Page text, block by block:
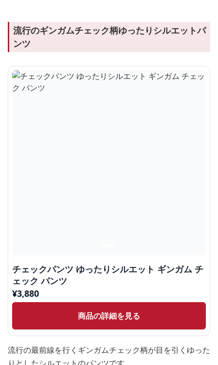
流行のギンガムチェック柄ゆったりシルエットパ
ンツ
チェックパンツ ゆったりシルエット ギンガム チ
ェック パンツ
¥3,880
商品の詳細を見る
流行の最前線を行くギンガムチェック柄が目を引くゆった